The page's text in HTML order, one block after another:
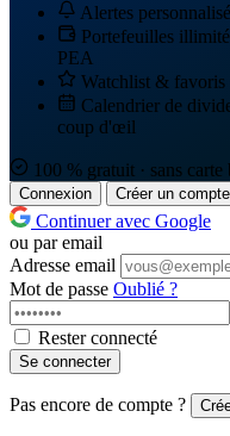
Alertes
Portefeuilles
PEA
Watchlist & favoris
Calendrier de
coup d'œil
100 % gratuit · sans carte
Connexion Créer un compte
Continuer avec Google
ou par email
Adresse email
Mot de passe Oublié ?
Rester connecté
Se connecter
Pas encore de compte ?